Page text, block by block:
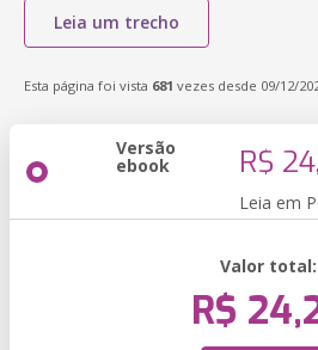
Leia um trecho
Esta página foi vista 681 vezes desde 09/12/
Versão
ebook R$
Leia em
Valor total:
R$